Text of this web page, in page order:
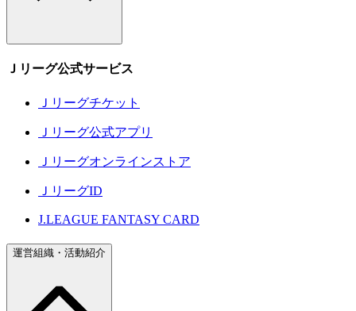
Ｊリーグ公式サービス
Ｊリーグチケット
Ｊリーグ公式アプリ
Ｊリーグオンラインストア
ＪリーグID
J.LEAGUE FANTASY CARD
運営組織・活動紹介